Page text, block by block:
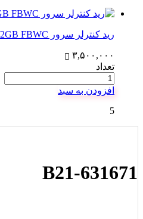
رید کنترلر سرور HPE P420/2GB FBWC
۳,۵۰۰,۰۰۰
تعداد
افزودن به سبد
5
631671-B21